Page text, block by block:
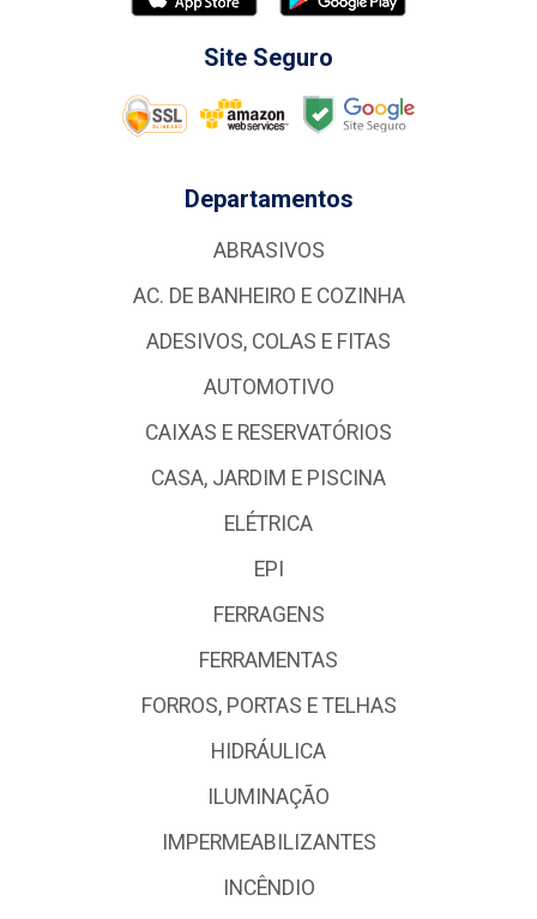
Site Seguro
Departamentos
ABRASIVOS
AC. DE BANHEIRO E COZINHA
ADESIVOS, COLAS E FITAS
AUTOMOTIVO
CAIXAS E RESERVATÓRIOS
CASA, JARDIM E PISCINA
ELÉTRICA
EPI
FERRAGENS
FERRAMENTAS
FORROS, PORTAS E TELHAS
HIDRÁULICA
ILUMINAÇÃO
IMPERMEABILIZANTES
INCÊNDIO